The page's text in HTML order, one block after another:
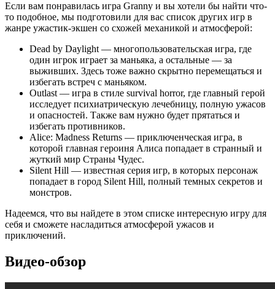
Если вам понравилась игра Granny и вы хотели бы найти что-
то подобное, мы подготовили для вас список других игр в
жанре ужастик-экшен со схожей механикой и атмосферой:
Dead by Daylight — многопользовательская игра, где
один игрок играет за маньяка, а остальные — за
выживших. Здесь тоже важно скрытно перемещаться и
избегать встреч с маньяком.
Outlast — игра в стиле survival horror, где главный герой
исследует психиатрическую лечебницу, полную ужасов
и опасностей. Также вам нужно будет прятаться и
избегать противников.
Alice: Madness Returns — приключенческая игра, в
которой главная героиня Алиса попадает в странный и
жуткий мир Страны Чудес.
Silent Hill — известная серия игр, в которых персонаж
попадает в город Silent Hill, полный темных секретов и
монстров.
Надеемся, что вы найдете в этом списке интересную игру для
себя и сможете насладиться атмосферой ужасов и
приключений.
Видео-обзор